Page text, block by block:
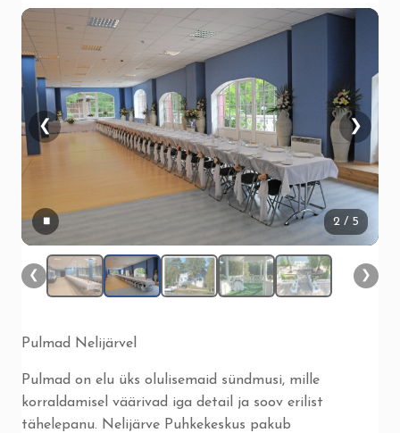
❮ ❯
2 / 5
▮▮
❮ ❯
Pulmad Nelijärvel
Pulmad on elu üks olulisemaid sündmusi, mille
korraldamisel väärivad iga detail ja soov erilist
tähelepanu. Nelijärve Puhkekeskus pakub